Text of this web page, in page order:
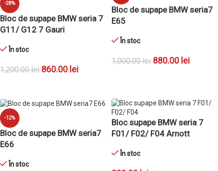
-28%
Bloc de supape BMW seria 7
G11/ G12 7 Gauri
În stoc
1,200.00lei 860.00 lei
Bloc de supape BMW seria7
E65
În stoc
1,000.00lei 880.00 lei
-12%
Bloc de supape BMW seria7
E66
În stoc
Bloc supape BMW seria 7
F01/ F02/ F04 Arnott
În stoc